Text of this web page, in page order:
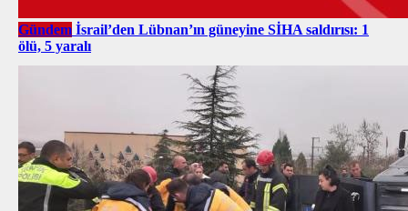
Gündem İsrail’den Lübnan’ın güneyine SİHA saldırısı: 1
ölü, 5 yaralı